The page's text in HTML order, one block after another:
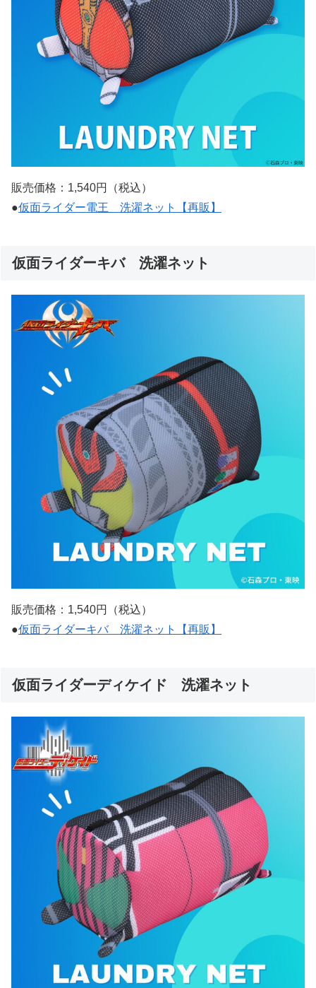
販売価格：1,540円（税込）
●仮面ライダー電王 洗濯ネット【再販】
仮面ライダーキバ 洗濯ネット
販売価格：1,540円（税込）
●仮面ライダーキバ 洗濯ネット【再販】
仮面ライダーディケイド 洗濯ネット